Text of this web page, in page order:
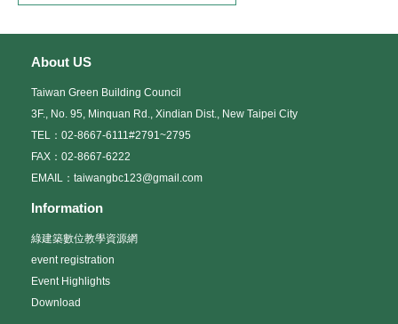
About US
Taiwan Green Building Council
3F., No. 95, Minquan Rd., Xindian Dist., New Taipei City
TEL：02-8667-6111#2791~2795
FAX：02-8667-6222
EMAIL：taiwangbc123@gmail.com
Information
綠建築數位教學資源網
event registration
Event Highlights
Download